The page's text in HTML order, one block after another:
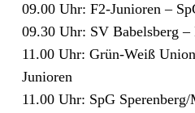
09.00 Uhr: F2-Junioren –
09.30 Uhr: SV Babelsberg
11.00 Uhr: Grün-Weiß
Junioren
11.00 Uhr: SpG